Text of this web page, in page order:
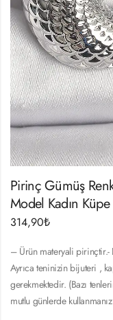
Pirinç Gümüş
Model Kadın Küpe
314,90₺
– Ürün materyali pirinçtir.-
Ayrıca teninizin bijuteri ,
gerekmektedir. (Bazı
mutlu günlerde